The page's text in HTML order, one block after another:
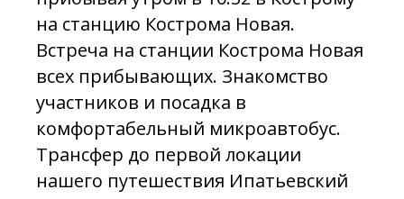
на станцию Кострома Новая.
Встреча на станции Кострома Новая
всех прибывающих. Знакомство
участников и посадка в
комфортабельный микроавтобус.
Трансфер до первой локации
нашего путешествия Ипатьевский